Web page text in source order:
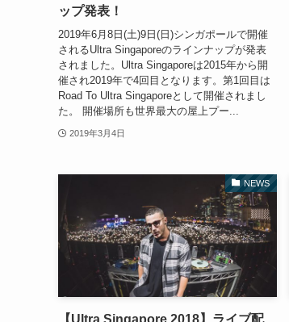
ップ発表！
2019年6月8日(土)9日(日)シンガポールで開催
されるUltra Singaporeのラインナップが発表
されました。Ultra Singaporeは2015年から開
催され2019年で4回目となります。第1回目は
Road To Ultra Singaporeとして開催されまし
た。 開催場所も世界最大の屋上プー...
2019年3月4日
NEWS